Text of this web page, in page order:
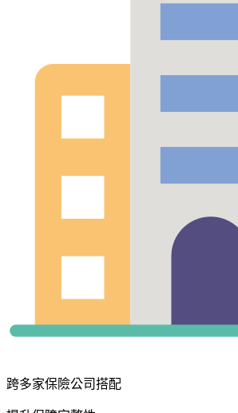
跨多家保險公司搭配